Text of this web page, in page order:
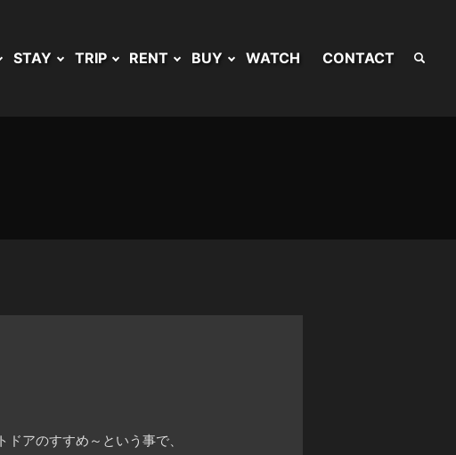
STAY TRIP RENT BUY WATCH CONTACT
アのすすめ～という事で、